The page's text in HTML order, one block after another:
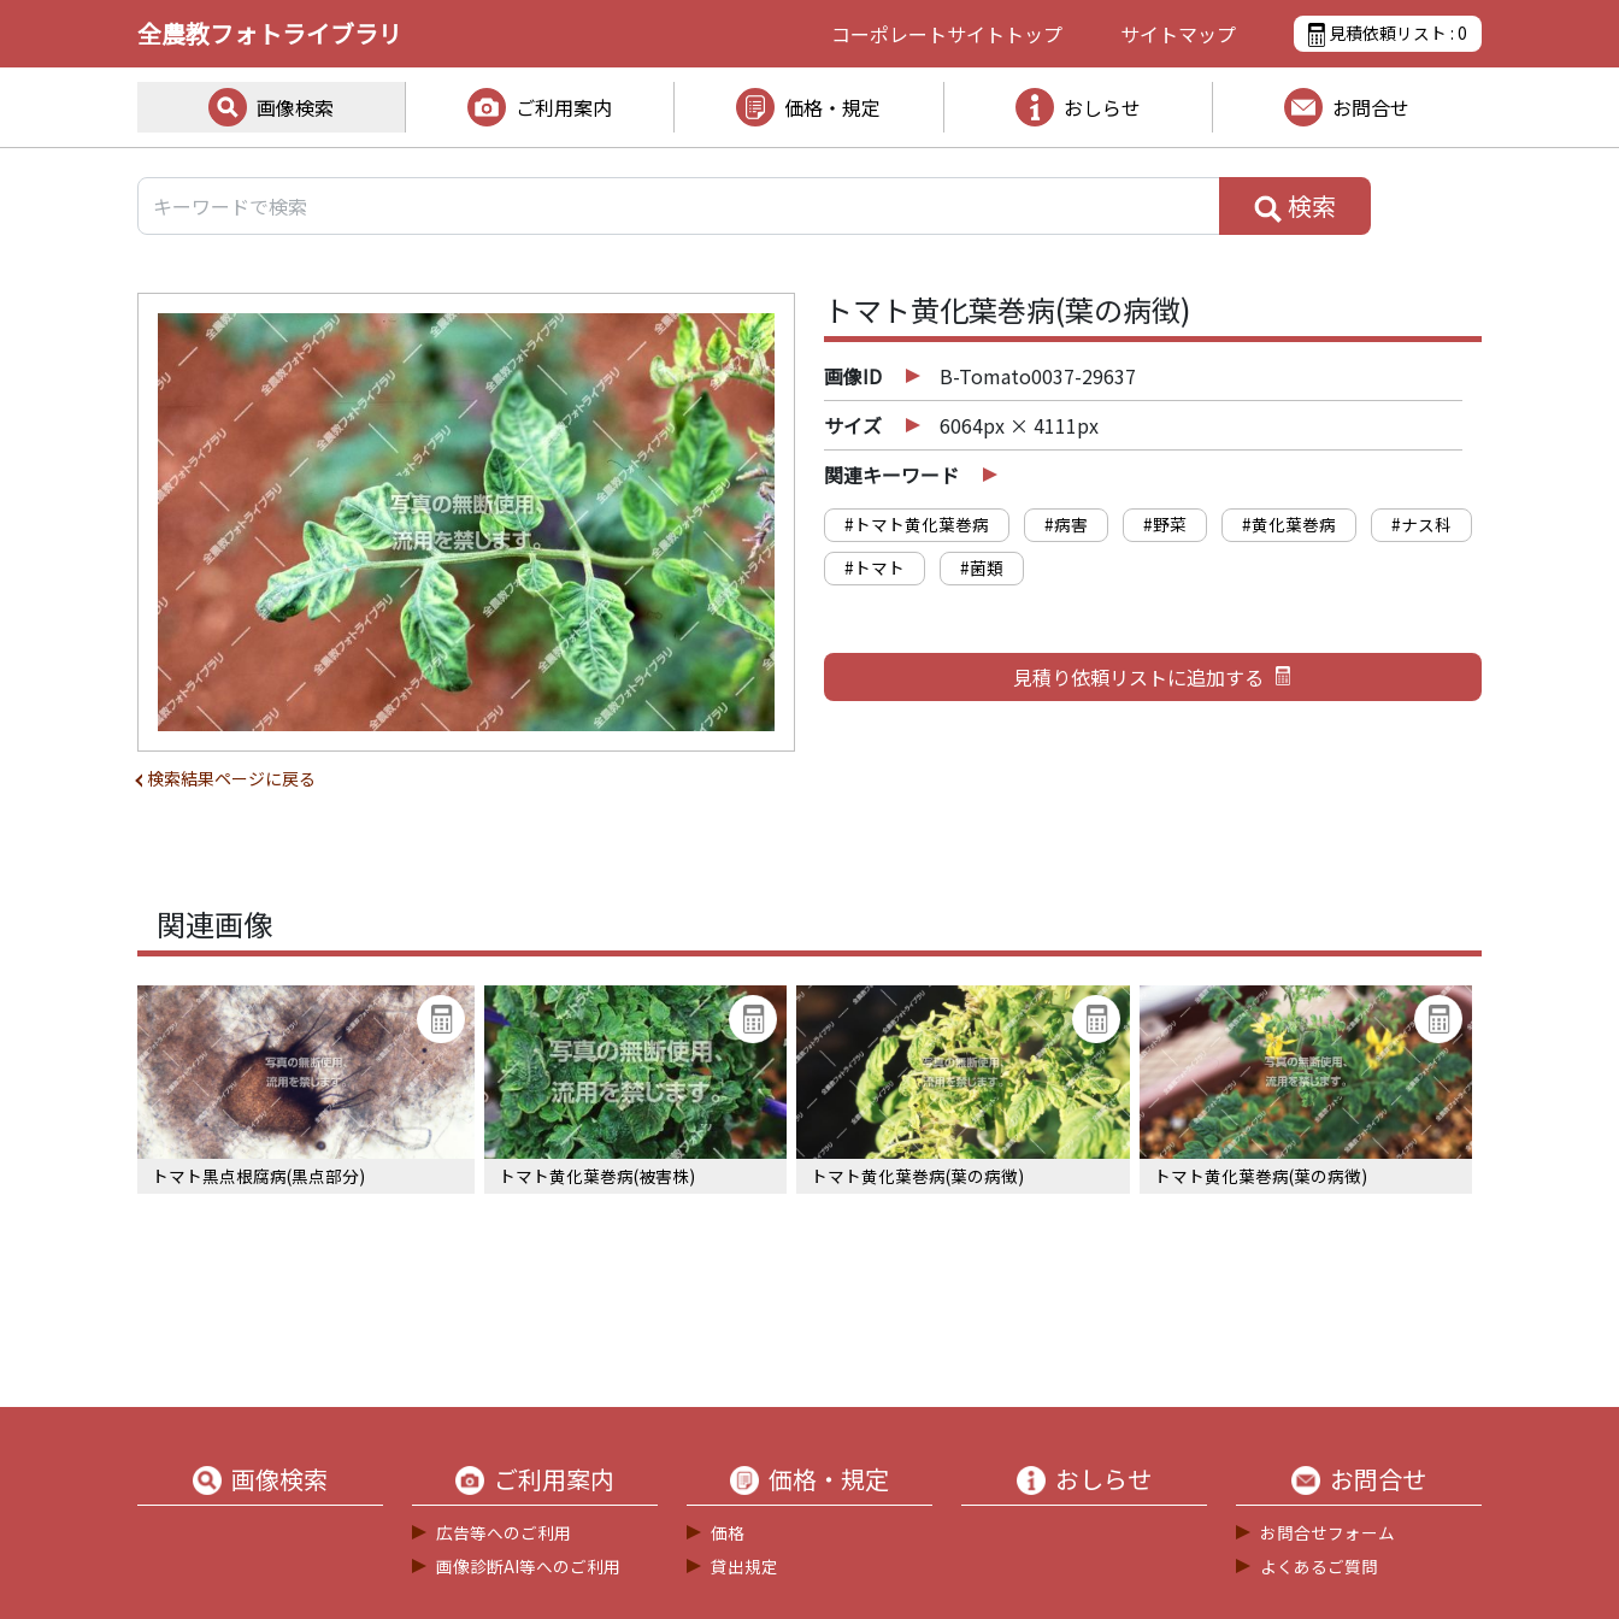
全農教フォトライブラリ コーポレートサイト トップ サイトマップ 見積依頼リスト : 0
画像検索 ご利用案内 価格・規定 おしらせ お問合せ
検索
検索結果ページに戻る
トマト黄化葉巻病(葉の病徴)
画像ID
B-Tomato0037-29637
サイズ
6064px × 4111px
関連キーワード
#トマト黄化葉巻病 #病害 #野菜 #黄化葉巻病
#ナス科
#トマト
#菌類
関連画像
トマト黒点根腐病(黒点部分) トマト黄化葉巻病(被害株) トマト黄化葉巻病(葉の病徴) トマト黄化葉巻病(葉の病徴)
画像検索 ご利用案内
広告等へのご利用
画像診断AI等へのご利用
価格・規定
価格
貸出規定
おしらせ お問合せ
お問合せフォーム
よくあるご質問